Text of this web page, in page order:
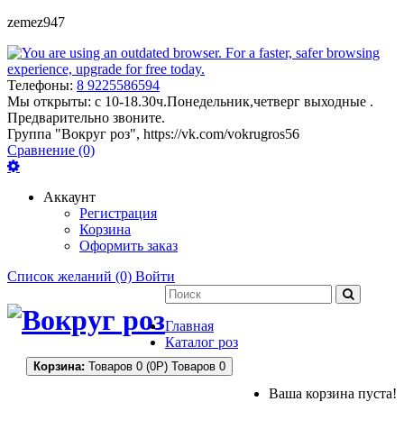
zemez947
Телефоны: 8 9225586594
Мы открыты: с 10-18.30ч.Понедельник,четверг выходные .
Предварительно звоните.
Группа "Вокруг роз", https://vk.com/vokrugros56
Сравнение (0)
Аккаунт
Регистрация
Корзина
Оформить заказ
Список желаний (0) Войти
Корзина: Товаров 0 (0Р) Товаров 0
Ваша корзина пуста!
Главная
Каталог роз